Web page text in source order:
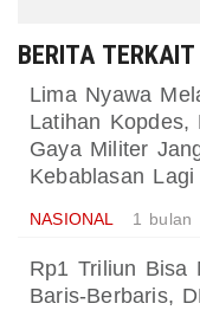
BERITA TERKAIT
Lima Nyawa
Latihan Kopdes,
Gaya Militer
Kebablasan Lagi
NASIONAL 1 bulan
Rp1 Triliun Bisa
Baris-Berbaris,